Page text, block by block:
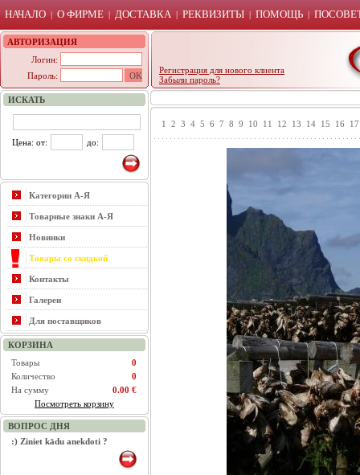
НАЧАЛО | О ФИРМЕ | ДОСТАВКА | РЕКВИЗИТЫ | ПОМОЩЬ |
АВТОРИЗАЦИЯ
Логин:
Пароль:
Регистрация для нового клиента
Забыли пароль?
ИСКАТЬ
Цена: от: до:
Категории А-Я
Товарные знаки А-Я
Новинки
Товары со скидкой
Контакты
Галереи
Для поставщиков
КОРЗИНА
Товары
0
Количество
0
На сумму
0.00 €
Посмотреть корзину
ВОПРОС ДНЯ
:) Ziniet kādu anekdoti ?
1 2 3 4 5 6 7 8 9 10 11 12 13 14 15 16 17